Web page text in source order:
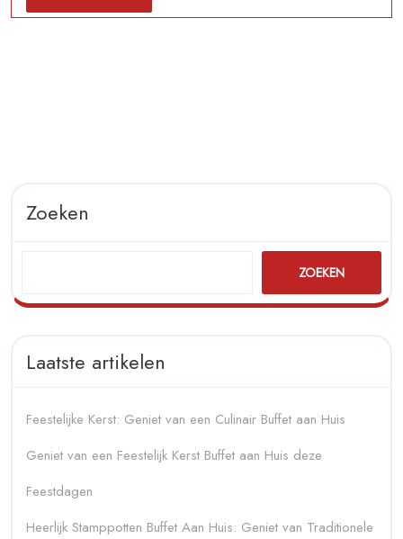
Bijgerechten
MORE
Zoeken
ZOEKEN
Laatste artikelen
Feestelijke Kerst: Geniet van een Culinair Buffet aan Huis
Geniet van een Feestelijk Kerst Buffet aan Huis deze
Feestdagen
Heerlijk Stamppotten Buffet Aan Huis: Geniet van Traditionele